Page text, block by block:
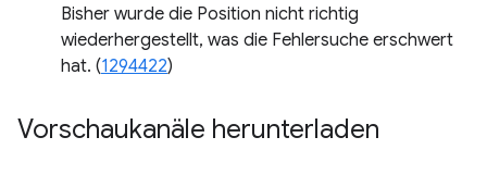
Bisher wurde die Position nicht richtig
wiederhergestellt, was die Fehlersuche erschwert
hat. (1294422)
Vorschaukanäle herunterladen